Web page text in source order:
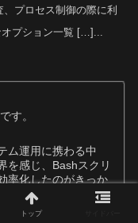
プロセス制御の際に利
プション一覧 […]...
す。
ム運用に携わる中
を感じ、Bashスクリ
率化したのがきっか
た。「手作業は負
プルに」をモットー
トップ